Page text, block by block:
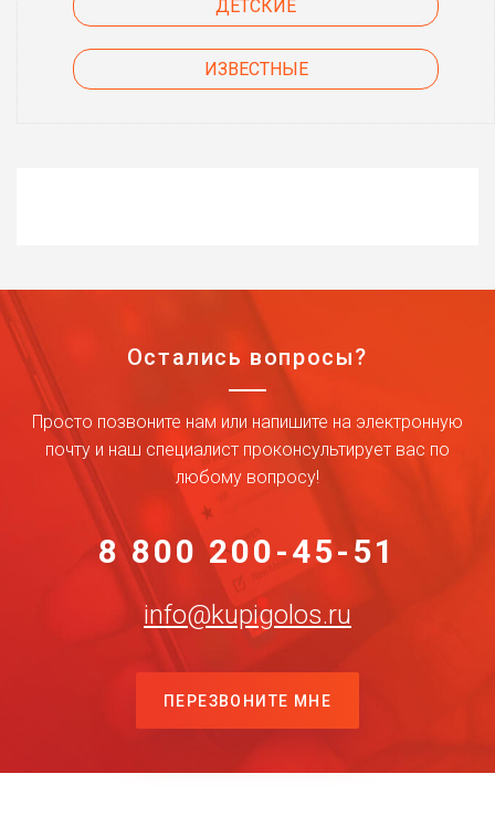
ДЕТСКИЕ
ИЗВЕСТНЫЕ
Остались вопросы?
Просто позвоните нам или напишите на электронную
почту и наш специалист проконсультирует вас по
любому вопросу!
8 800 200-45-51
info@kupigolos.ru
ПЕРЕЗВОНИТЕ МНЕ